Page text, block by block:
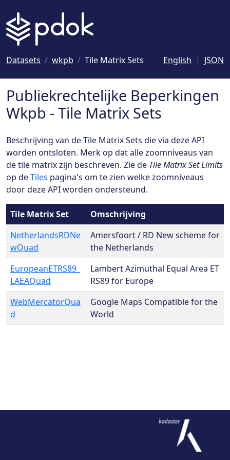
Datasets wkpb Tile Matrix Sets English JSON
Publiekrechtelijke Beperkingen
Wkpb - Tile Matrix Sets
Beschrijving van de Tile Matrix Sets die via deze API
worden ontsloten. Merk op dat alle zoomniveaus van
de tile matrix zijn beschreven. Zie de Tile Matrix Set Limits
op deTiles pagina's om te zien welke zoomniveaus
door deze API worden ondersteund.
Tile Matrix Set
Omschrijving
NetherlandsRDNe
wQuad
Amersfoort / RD New scheme for
the Netherlands
EuropeanETRS89_
LAEAQuad
Lambert Azimuthal Equal Area ET
RS89 for Europe
WebMercatorQua
d
Google Maps Compatible for the
World